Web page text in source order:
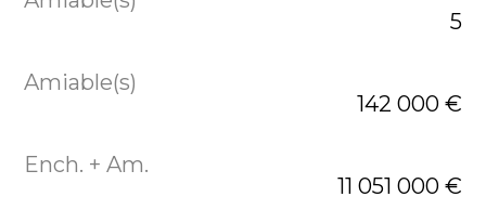
5
142 000 €
11 051 000 €